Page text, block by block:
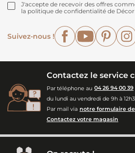
J'accepte de recevoir des offres
la politique de confidentialité de
Suivez-nous !
FacebookYouTube
Contactez le service
Par téléphone au 04 26 94 00 39
du lundi au vendredi de 9h à
Par mail via notre formulaire
Contactez votre magasin